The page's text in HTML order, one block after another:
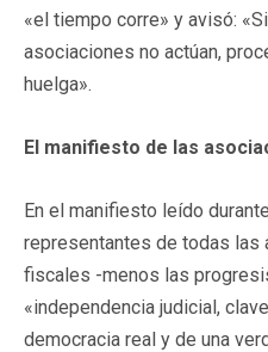
«el tiempo corre» y avisó:
asociaciones no actúan,
huelga».
El manifiesto de las
En el manifiesto leído
representantes de todas las
fiscales -menos las
«independencia judicial,
democracia real y de una